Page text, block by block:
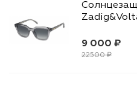
9 000 ₽
22500 ₽